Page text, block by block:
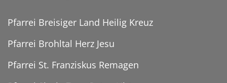
Pfarrei Breisiger Land Heilig Kreuz
Pfarrei Brohltal Herz Jesu
Pfarrei St. Franziskus Remagen